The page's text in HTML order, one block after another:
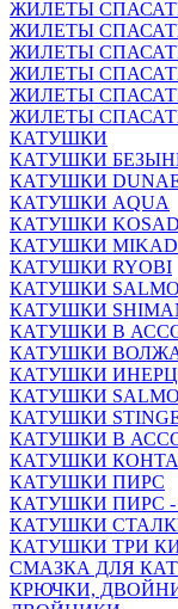
ЖИЛЕТЫ
ЖИЛЕТЫ
ЖИЛЕТЫ
ЖИЛЕТЫ
ЖИЛЕТЫ
ЖИЛЕТЫ
КАТУШКИ
КАТУШКИ
КАТУШКИ
КАТУШКИ AQUA
КАТУШКИ
КАТУШКИ
КАТУШКИ RYOBI
КАТУШКИ SALMO
КАТУШКИ
КАТУШКИ В
КАТУШКИ
КАТУШКИ
КАТУШКИ SALMO
КАТУШКИ
КАТУШКИ В
КАТУШКИ
КАТУШКИ ПИРС
КАТУШКИ ПИРС
КАТУШКИ
КАТУШКИ ТРИ
СМАЗКА ДЛЯ
КРЮЧКИ,